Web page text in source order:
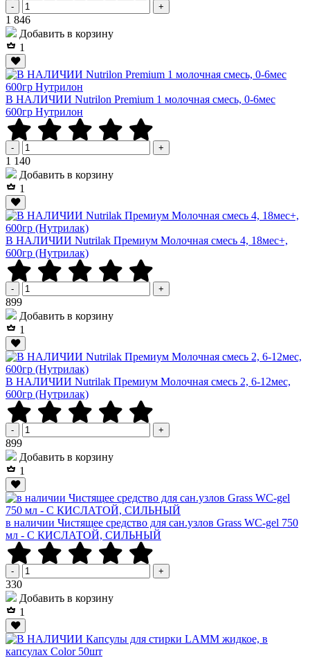
- +
1 846Р
Добавить в корзину
1
В НАЛИЧИИ Nutrilon Premium 1 молочная смесь, 0-6мес
600гр Нутрилон
- +
1 140Р
Добавить в корзину
1
В НАЛИЧИИ Nutrilak Премиум Молочная смесь 4, 18мес+,
600гр (Нутрилак)
- +
899Р
Добавить в корзину
1
В НАЛИЧИИ Nutrilak Премиум Молочная смесь 2, 6-12мес,
600гр (Нутрилак)
- +
899Р
Добавить в корзину
1
в наличии Чистящее средство для сан.узлов Grass WC-gel 750
мл - С КИСЛАТОЙ, СИЛЬНЫЙ
- +
330Р
Добавить в корзину
1